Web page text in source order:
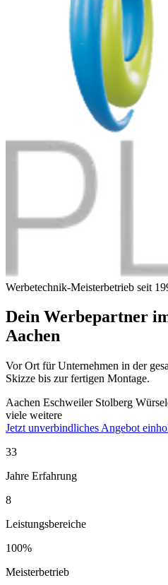
Werbetechnik-Meisterbetrieb seit
Dein Werbepartner
Aachen
Vor Ort für Unternehmen in der
Skizze bis zur fertigen Montage.
Aachen Eschweiler Stolberg
viele weitere
Jetzt unverbindliches Angebot
33
Jahre Erfahrung
8
Leistungsbereiche
100%
Meisterbetrieb